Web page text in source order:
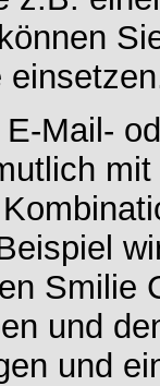
Mail-
Smilie
und
und